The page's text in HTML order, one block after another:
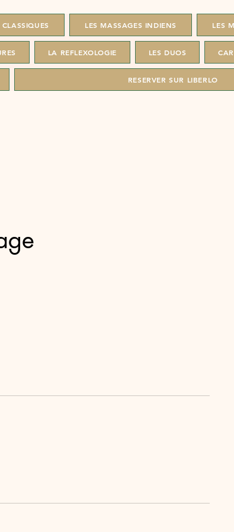
LES MASSAGES INDIENS LES
LA REFLEXOLOGIE LES DUOS
RESERVER SUR LIBERLO